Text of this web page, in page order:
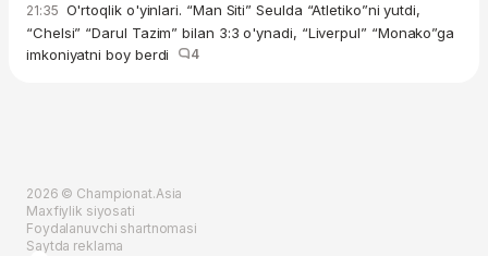
21:35 O'rtoqlik o'yinlari. “Man Siti” Seulda “Atletiko”ni yutdi,
“Chelsi” “Darul Tazim” bilan 3:3 o'ynadi, “Liverpul” “Monako”ga
imkoniyatni boy berdi
4
2026 © Championat.Asia
Maxfiylik siyosati
Foydalanuvchi shartnomasi
Saytda reklama